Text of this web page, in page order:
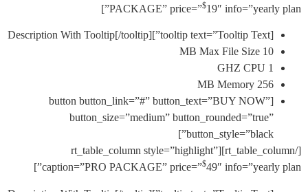
PACKAGE” price=”$19″
[button button_link=”#” button_text=”BUY NOW”
button_size=”medium”
[/rt_table_column][rt_table_column style=”highlight”
caption=”PRO PACKAGE” price=”$49″